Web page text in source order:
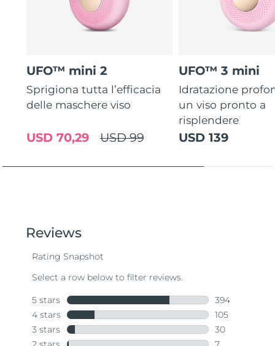
UFO™ mini 2
Sprigiona tutta l’efficacia
delle maschere viso
USD 99
USD 70,29
UFO™ 3 mini
Idratazione
un viso pronto a
risplendere
USD 139